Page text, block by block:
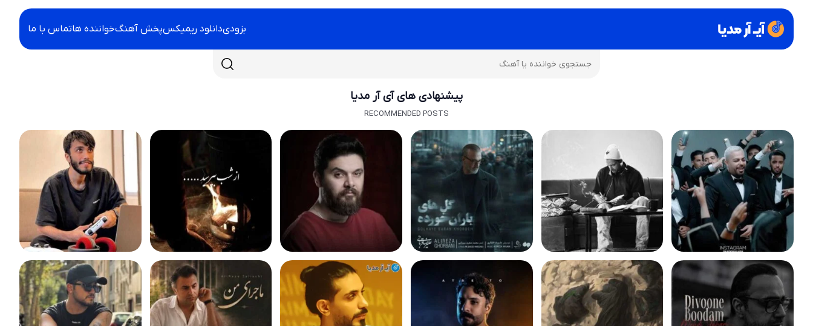
بزودیدانلود ریمیکسپخش آهنگخواننده هاتماس با ما
پیشنهادی های آی آر مدیا
RECOMMENDED POSTS